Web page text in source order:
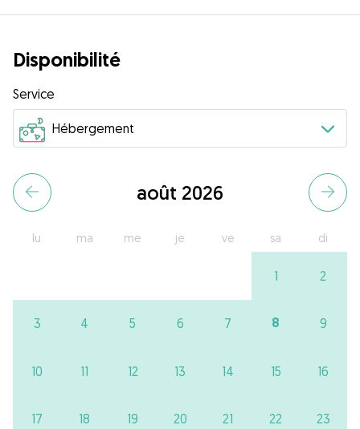
Disponibilité
Service
août 2026
lu ma me je ve sa di
1 2
3 4 5 6 7 8 9
10 11 12 13 14 15 16
17 18 19 20 21 22 23